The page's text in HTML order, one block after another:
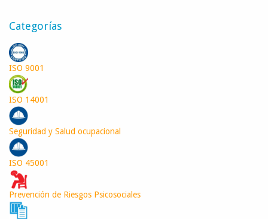
Categorías
ISO 9001
ISO 14001
Seguridad y Salud ocupacional
ISO 45001
Prevención de Riesgos Psicosociales